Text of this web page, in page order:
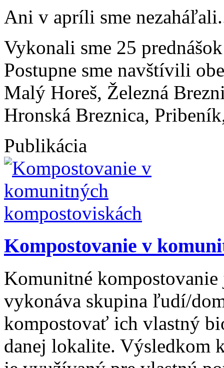
Ani v apríli sme
Vykonali sme 25
Postupne sme navštívili
Malý Horeš, Železná
Hronská Breznica,
Publikácia
Kompostovanie v
Komunitné
vykonáva skupina ľudí/
kompostovať ich vlastný
danej lokalite. Výsledkom